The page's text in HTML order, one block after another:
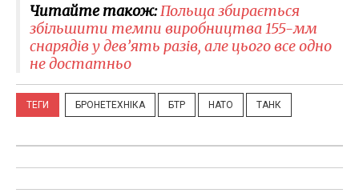
Читайте також:Польща збирається
збільшити темпи виробництва 155-мм
снарядів у дев’ять разів, але цього все одно
не достатньо
ТЕГИ БРОНЕТЕХНІКА БТР НАТО ТАНК